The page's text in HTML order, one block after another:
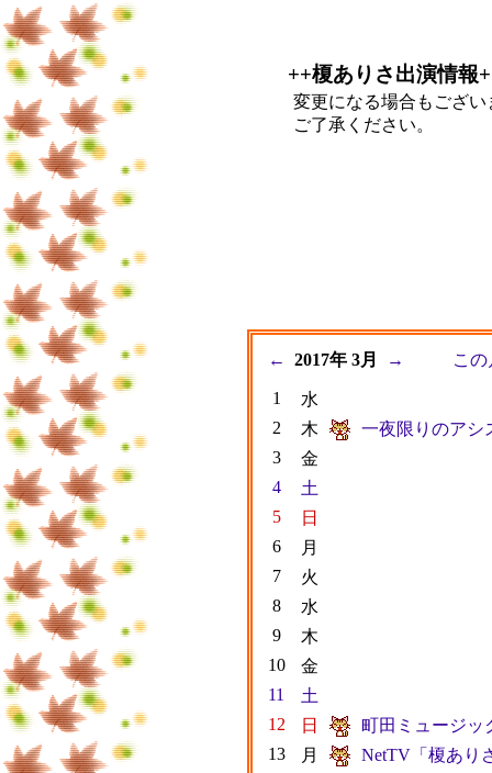
++榎ありさ出演情報
変更になる場合もござい
ご了承ください。
← 2017年 3月 → こ
1
水
2
木
一夜限りのアシ
3
金
4
土
5
日
6
月
7
火
8
水
9
木
10
金
11
土
12
日
町田ミュージッ
13
月
NetTV「榎あり